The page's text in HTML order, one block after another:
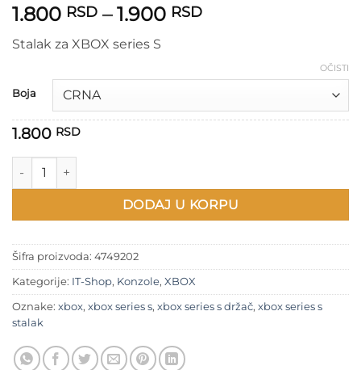
1.800 RSD – 1.900 RSDRaspon
1.900 RSD
Stalak za XBOX series S
Boja
OČISTI
1.800 RSD
Xbox Series S postolje količina
DODAJ U KORPU
Šifra proizvoda: 4749202
Kategorije: IT-Shop, Konzole, XBOX
Oznake: xbox, xbox series s, xbox series s držač, xbox series s
stalak